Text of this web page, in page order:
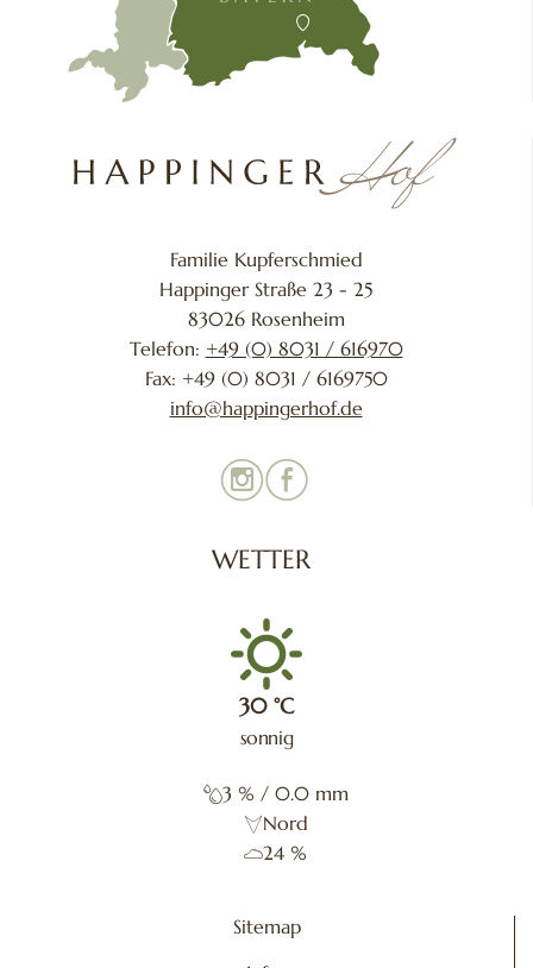
Familie Kupferschmied
Happinger Straße 23 - 25
83026 Rosenheim
Telefon: +49 (0) 8031 / 616970
Fax: +49 (0) 8031 / 6169750
info@happingerhof.de
WETTER
30 °C
sonnig
3 % / 0.0 mm
Nord
24 %
Sitemap